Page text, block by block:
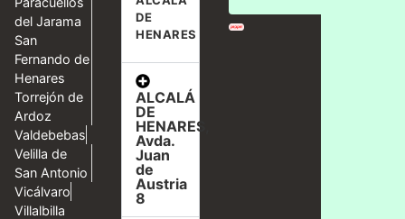
del Jarama
San
Fernando de
Henares
Torrejón de
Ardoz
Valdebebas
Velilla de
San Antonio
Vicálvaro
Villalbilla
DE
HENARES
ALCALÁ
DE
HENARES,
Avda.
Juan
de
Austria
8